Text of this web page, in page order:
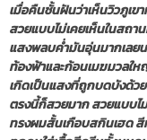
เมื่อคืนชั้นฝันว่าเห็นวิวภูเ
สวยแบบไม่เคยเห็นในสถา
แสงพลบค่ำมันอุ่นมากเลย
ท้องฟ้าและก้อนเมฆมวลใ
เกิดเป็นแสงที่ถูกบดบังด้ว
ตรงนี้ก็สวยมาก สวยแบบไ
ทรงผมสั้นเกือบสกินเฮด